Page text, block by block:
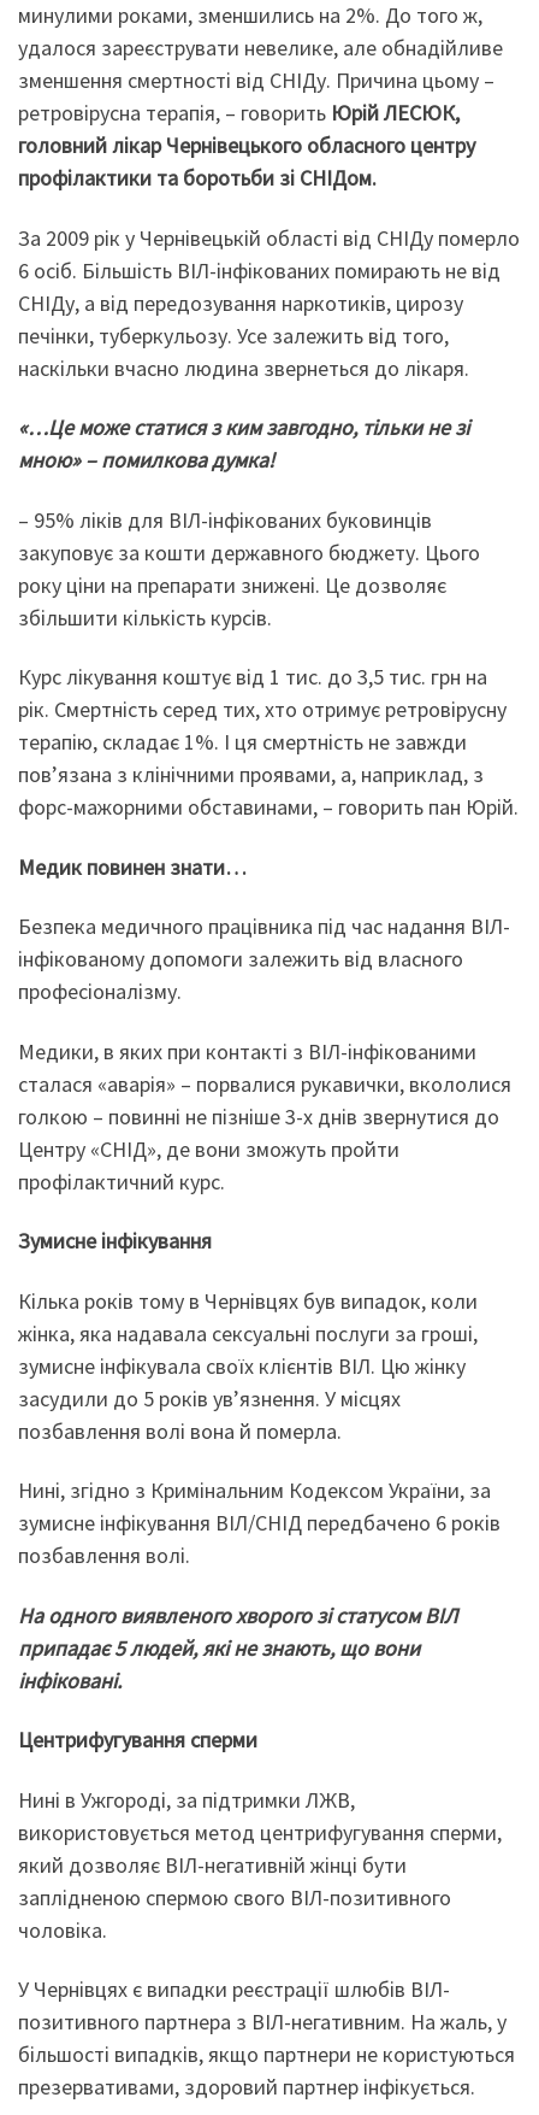
минулими роками, зменшились на 2%. До того ж,
удалося зареєструвати невелике, але обнадійливе
зменшення смертності від СНІДу. Причина цьому –
ретровірусна терапія, – говорить Юрій ЛЕСЮК,
головний лікар Чернівецького обласного центру
профілактики та боротьби зі СНІДом.
За 2009 рік у Чернівецькій області від СНІДу померло
6 осіб. Більшість ВІЛ-інфікованих помирають не від
СНІДу, а від передозування наркотиків, цирозу
печінки, туберкульозу. Усе залежить від того,
наскільки вчасно людина звернеться до лікаря.
«…Це може статися з ким завгодно, тільки не зі
мною» – помилкова думка!
– 95% ліків для ВІЛ-інфікованих буковинців
закуповує за кошти державного бюджету. Цього
року ціни на препарати знижені. Це дозволяє
збільшити кількість курсів.
Курс лікування коштує від 1 тис. до 3,5 тис. грн на
рік. Смертність серед тих, хто отримує ретровірусну
терапію, складає 1%. І ця смертність не завжди
пов’язана з клінічними проявами, а, наприклад, з
форс-мажорними обставинами, – говорить пан Юрій.
Медик повинен знати…
Безпека медичного працівника під час надання ВІЛ-
інфікованому допомоги залежить від власного
професіоналізму.
Медики, в яких при контакті з ВІЛ-інфікованими
сталася «аварія» – порвалися рукавички, вкололися
голкою – повинні не пізніше 3-х днів звернутися до
Центру «СНІД», де вони зможуть пройти
профілактичний курс.
Зумисне інфікування
Кілька років тому в Чернівцях був випадок, коли
жінка, яка надавала сексуальні послуги за гроші,
зумисне інфікувала своїх клієнтів ВІЛ. Цю жінку
засудили до 5 років ув’язнення. У місцях
позбавлення волі вона й померла.
Нині, згідно з Кримінальним Кодексом України, за
зумисне інфікування ВІЛ/СНІД передбачено 6 років
позбавлення волі.
На одного виявленого хворого зі статусом ВІЛ
припадає 5 людей, які не знають, що вони
інфіковані.
Центрифугування сперми
Нині в Ужгороді, за підтримки ЛЖВ,
використовується метод центрифугування сперми,
який дозволяє ВІЛ-негативній жінці бути
заплідненою спермою свого ВІЛ-позитивного
чоловіка.
У Чернівцях є випадки реєстрації шлюбів ВІЛ-
позитивного партнера з ВІЛ-негативним. На жаль, у
більшості випадків, якщо партнери не користуються
презервативами, здоровий партнер інфікується.